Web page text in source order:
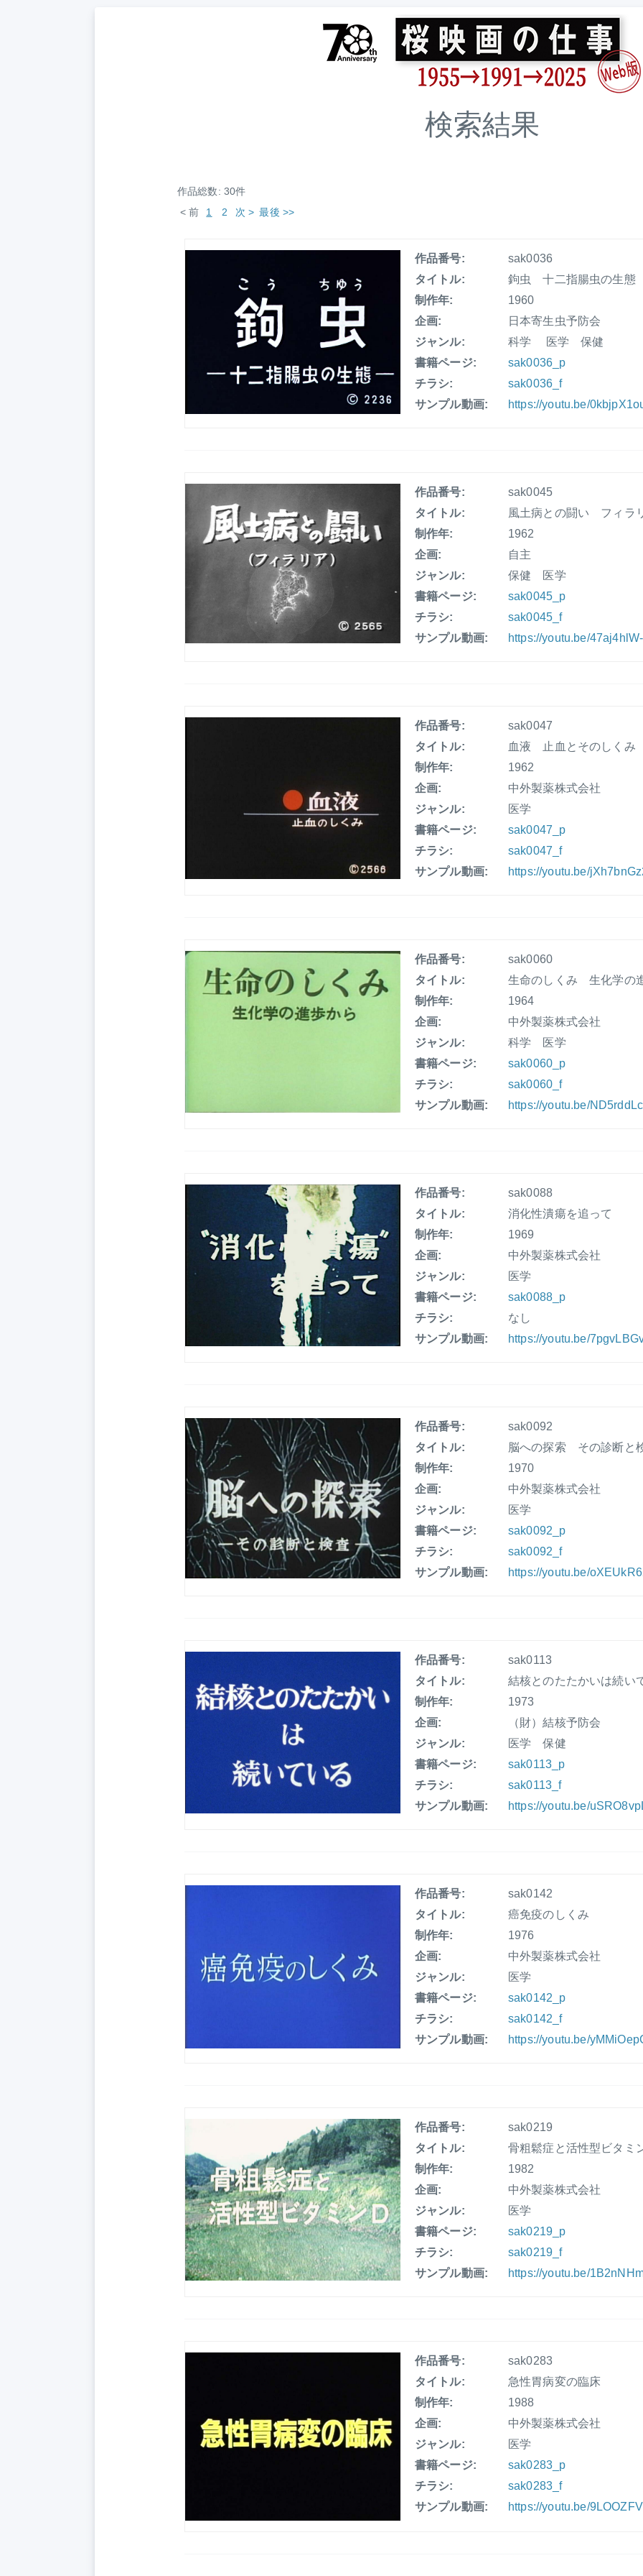
検索結果
作品総数: 30件
< 前
1 2 次 > 最後 >>
作品番号:
sak0036
タイトル:
鉤虫 十二指腸虫の生態
制作年:
1960
企画:
日本寄生虫予防会
ジャンル:
科学 医学 保健
書籍ページ:
sak0036_p
チラシ:
sak0036_f
サンプル動画:
https://youtu.be/
作品番号:
sak0045
タイトル:
風土病との闘い フィラ
制作年:
1962
企画:
自主
ジャンル:
保健 医学
書籍ページ:
sak0045_p
チラシ:
sak0045_f
サンプル動画:
https://youtu.be/
作品番号:
sak0047
タイトル:
血液 止血とそのしくみ
制作年:
1962
企画:
中外製薬株式会社
ジャンル:
医学
書籍ページ:
sak0047_p
チラシ:
sak0047_f
サンプル動画:
https://youtu.be/
作品番号:
sak0060
タイトル:
生命のしくみ 生化学の
制作年:
1964
企画:
中外製薬株式会社
ジャンル:
科学 医学
書籍ページ:
sak0060_p
チラシ:
sak0060_f
サンプル動画:
https://youtu.be/
作品番号:
sak0088
タイトル:
消化性潰瘍を追って
制作年:
1969
企画:
中外製薬株式会社
ジャンル:
医学
書籍ページ:
sak0088_p
チラシ:
なし
サンプル動画:
https://youtu.be/
作品番号:
sak0092
タイトル:
脳への探索 その診断と
制作年:
1970
企画:
中外製薬株式会社
ジャンル:
医学
書籍ページ:
sak0092_p
チラシ:
sak0092_f
サンプル動画:
https://youtu.be/
作品番号:
sak0113
タイトル:
結核とのたたかいは続い
制作年:
1973
企画:
（財）結核予防会
ジャンル:
医学 保健
書籍ページ:
sak0113_p
チラシ:
sak0113_f
サンプル動画:
https://youtu.be/
作品番号:
sak0142
タイトル:
癌免疫のしくみ
制作年:
1976
企画:
中外製薬株式会社
ジャンル:
医学
書籍ページ:
sak0142_p
チラシ:
sak0142_f
サンプル動画:
https://youtu.be/
作品番号:
sak0219
タイトル:
骨粗鬆症と活性型ビタミ
制作年:
1982
企画:
中外製薬株式会社
ジャンル:
医学
書籍ページ:
sak0219_p
チラシ:
sak0219_f
サンプル動画:
https://youtu.be/
作品番号:
sak0283
タイトル:
急性胃病変の臨床
制作年:
1988
企画:
中外製薬株式会社
ジャンル:
医学
書籍ページ:
sak0283_p
チラシ:
sak0283_f
サンプル動画:
https://youtu.be/